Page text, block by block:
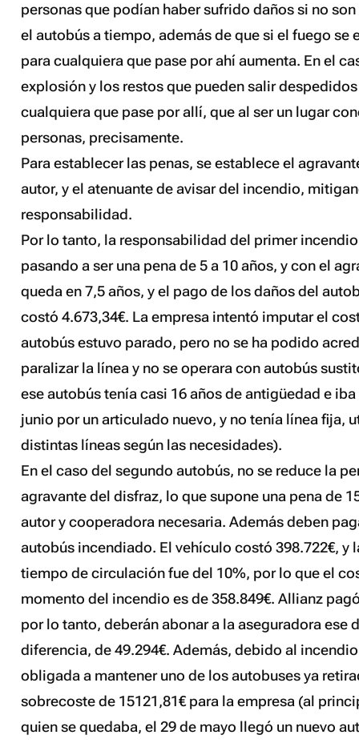
personas que podían haber sufrido daños si no
el autobús a tiempo, además de que si el fuego se
para cualquiera que pase por ahí aumenta. En el
explosión y los restos que pueden salir
cualquiera que pase por allí, que al ser un lugar
personas, precisamente.
Para establecer las penas, se establece el
autor, y el atenuante de avisar del incendio,
responsabilidad.
Por lo tanto, la responsabilidad del primer
pasando a ser una pena de 5 a 10 años, y con el
queda en 7,5 años, y el pago de los daños del
costó 4.673,34€. La empresa intentó imputar el
autobús estuvo parado, pero no se ha podido
paralizar la línea y no se operara con autobús
ese autobús tenía casi 16 años de antigüedad e
junio por un articulado nuevo, y no tenía línea fija,
distintas líneas según las necesidades).
En el caso del segundo autobús, no se reduce la
agravante del disfraz, lo que supone una pena de
autor y cooperadora necesaria. Además deben
autobús incendiado. El vehículo costó 398.722€, y
tiempo de circulación fue del 10%, por lo que el
momento del incendio es de 358.849€. Allianz
por lo tanto, deberán abonar a la aseguradora ese
diferencia, de 49.294€. Además, debido al
obligada a mantener uno de los autobuses ya
sobrecoste de 15121,81€ para la empresa (al
quien se quedaba, el 29 de mayo llegó un nuevo